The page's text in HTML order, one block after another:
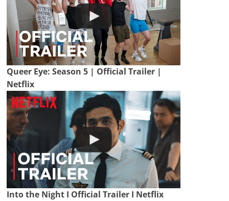
Queer Eye: Season 5 | Official Trailer |
Netflix
Into the Night I Official Trailer I Netflix